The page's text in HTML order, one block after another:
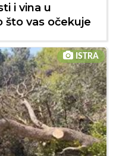
i vina u
što vas očekuje
ISTRA